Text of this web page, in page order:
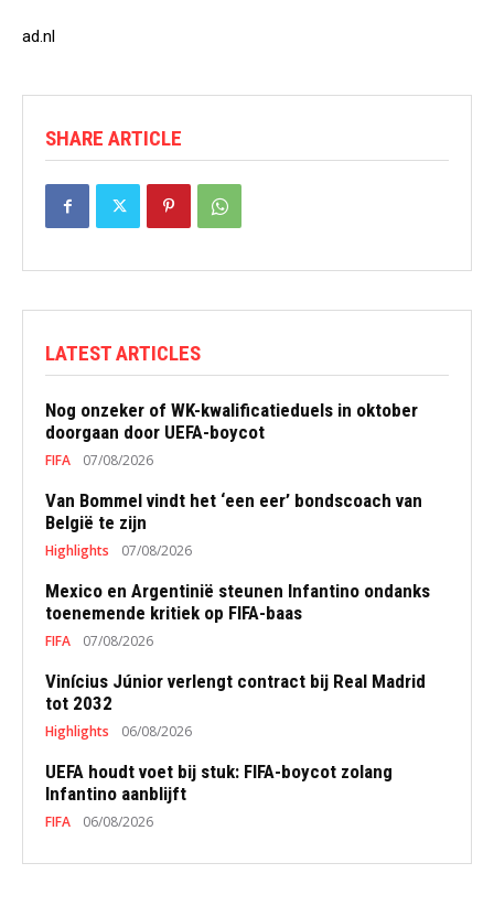
ad.nl
SHARE ARTICLE
LATEST ARTICLES
Nog onzeker of WK-kwalificatieduels in oktober
doorgaan door UEFA-boycot
FIFA 07/08/2026
Van Bommel vindt het ‘een eer’ bondscoach van
België te zijn
Highlights 07/08/2026
Mexico en Argentinië steunen Infantino ondanks
toenemende kritiek op FIFA-baas
FIFA 07/08/2026
Vinícius Júnior verlengt contract bij Real Madrid
tot 2032
Highlights 06/08/2026
UEFA houdt voet bij stuk: FIFA-boycot zolang
Infantino aanblijft
FIFA 06/08/2026